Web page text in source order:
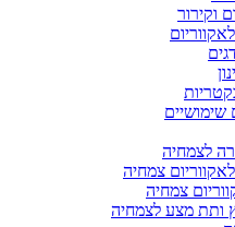
וקירור
שימושיים
לצמחיה
צמחיה
צמחיה
ותת מצע לצמחיה